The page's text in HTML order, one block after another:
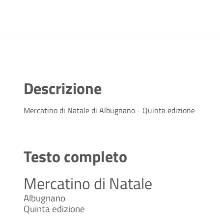
Descrizione
Mercatino di Natale di Albugnano - Quinta edizione
Testo completo
Mercatino di Natale
Albugnano
Quinta edizione